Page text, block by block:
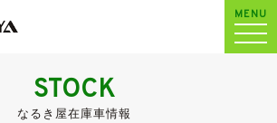
MENU
STOCK
なるき屋在庫車情報